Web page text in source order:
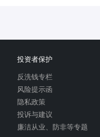
投资者保护
反洗钱专栏
风险提示函
隐私政策
投诉与建议
廉洁从业、防非等专题